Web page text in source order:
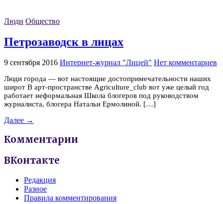
Люди Общество
Петрозаводск в лицах
9 сентября 2016 Интернет-журнал "Лицей" Нет комментариев
Люди города — вот настоящие достопримечательности наших
широт В арт-пространстве Аgriculture_club вот уже целый год
работает неформальная Школа блогеров под руководством
журналиста, блогера Натальи Ермолиной. […]
Далее →
Комментарии
ВКонтакте
Редакция
Разное
Правила комментирования